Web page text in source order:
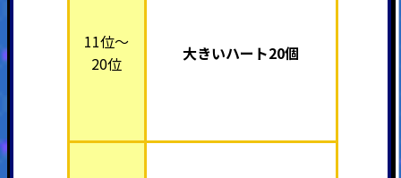
11位～
20位
大きいハート20個